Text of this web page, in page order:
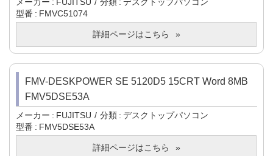
型番
FMVC51074
詳細ページはこちら
FMV-DESKPOWER SE 5120D5 15CRT Word 8MB
FMV5DSE53A
メーカー FUJITSU 分類
デスクトップパソコン
型番
FMV5DSE53A
詳細ページはこちら